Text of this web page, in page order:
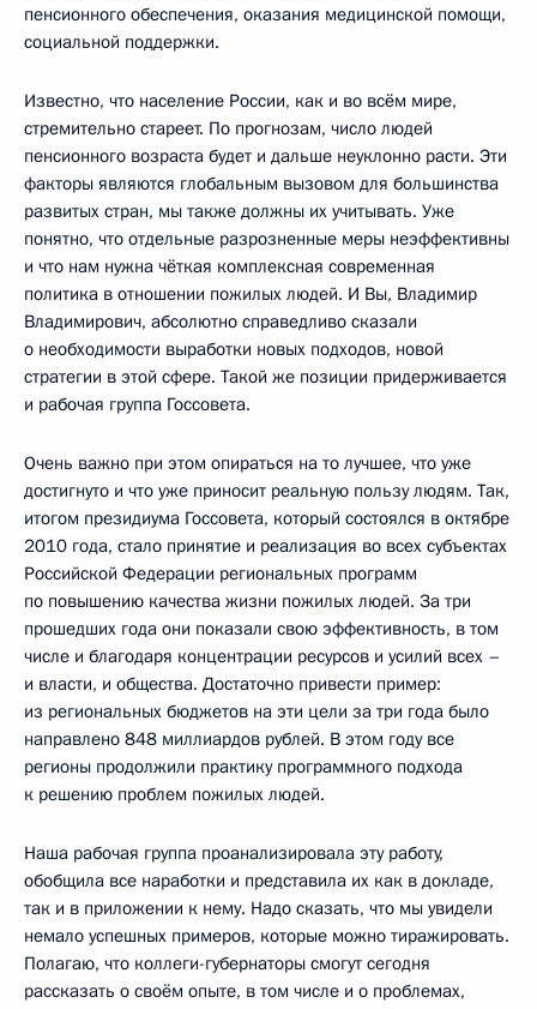
пенсионного обеспечения, оказания медицинской помощи,
социальной поддержки.
Известно, что население России, как и во всём мире,
стремительно стареет. По прогнозам, число людей
пенсионного возраста будет и дальше неуклонно расти. Эти
факторы являются глобальным вызовом для большинства
развитых стран, мы также должны их учитывать. Уже
понятно, что отдельные разрозненные меры неэффективны
и что нам нужна чёткая комплексная современная
политика в отношении пожилых людей. И Вы, Владимир
Владимирович, абсолютно справедливо сказали
о необходимости выработки новых подходов, новой
стратегии в этой сфере. Такой же позиции придерживается
и рабочая группа Госсовета.
Очень важно при этом опираться на то лучшее, что уже
достигнуто и что уже приносит реальную пользу людям. Так,
итогом президиума Госсовета, который состоялся в октябре
2010 года, стало принятие и реализация во всех субъектах
Российской Федерации региональных программ
по повышению качества жизни пожилых людей. За три
прошедших года они показали свою эффективность, в том
числе и благодаря концентрации ресурсов и усилий всех –
и власти, и общества. Достаточно привести пример:
из региональных бюджетов на эти цели за три года было
направлено 848 миллиардов рублей. В этом году все
регионы продолжили практику программного подхода
к решению проблем пожилых людей.
Наша рабочая группа проанализировала эту работу,
обобщила все наработки и представила их как в докладе,
так и в приложении к нему. Надо сказать, что мы увидели
немало успешных примеров, которые можно тиражировать.
Полагаю, что коллеги-губернаторы смогут сегодня
рассказать о своём опыте, в том числе и о проблемах,